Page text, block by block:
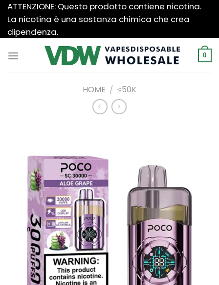
Salta
contenuti
ATTENZIONE: Questo prodotto contiene nicotina.
La nicotina è una sostanza chimica che crea
dipendenza.
0
HOME / ≤50K